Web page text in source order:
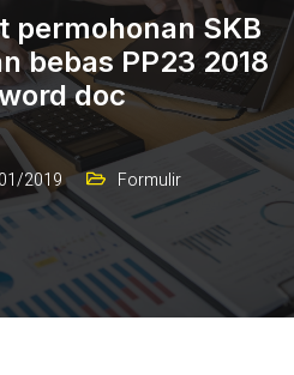
permohonan SKB
bebas PP23 2018
doc
2019 Formulir